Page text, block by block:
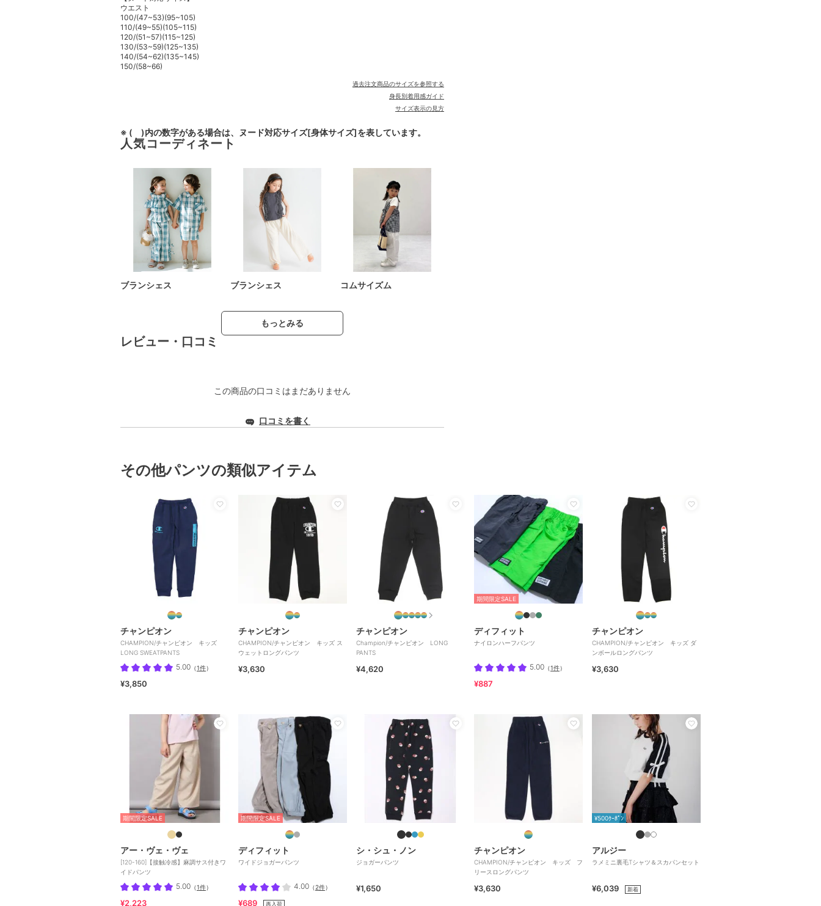
ウエスト
100/(47~53)(95~105)
110/(49~55)(105~115)
120/(51~57)(115~125)
130/(53~59)(125~135)
140/(54~62)(135~145)
150/(58~66)
過去注文商品のサイズを参照する
身長別着用感ガイド
サイズ表示の見方
※ ( )内の数字がある場合は、ヌード対応サイズ[身体サイズ]を表しています。
人気コーディネート
ブランシェス ブランシェス コムサイズム
もっとみる
レビュー・口コミ
この商品の口コミはまだありません
口コミを書く
その他パンツの類似アイテム
チャンピオン
CHAMPION/チャンピオン キッズ
LONG SWEATPANTS
5.00 （1件）
¥3,850
チャンピオン
CHAMPION/チャンピオン キッズ ス
ウェットロングパンツ
¥3,630
チャンピオン
Champion/チャンピオン LONG
PANTS
¥4,620
期間限定SALE
ディフィット
ナイロンハーフパンツ
5.00 （1件）
¥887
チャンピオン
CHAMPION/チャンピオン キッズ ダ
ンボールロングパンツ
¥3,630
期間限定SALE
アー・ヴェ・ヴェ
[120-160]【接触冷感】麻調サス付きワ
イドパンツ
5.00 （1件）
¥2,223
期間限定SALE
ディフィット
ワイドジョガーパンツ
4.00 （2件）
¥689 再入荷
シ・シュ・ノン
ジョガーパンツ
¥1,650
チャンピオン
CHAMPION/チャンピオン キッズ フ
リースロングパンツ
¥3,630
¥500ｸｰﾎﾟﾝ
アルジー
ラメミニ裏毛Tシャツ＆スカパンセット
¥6,039 新着